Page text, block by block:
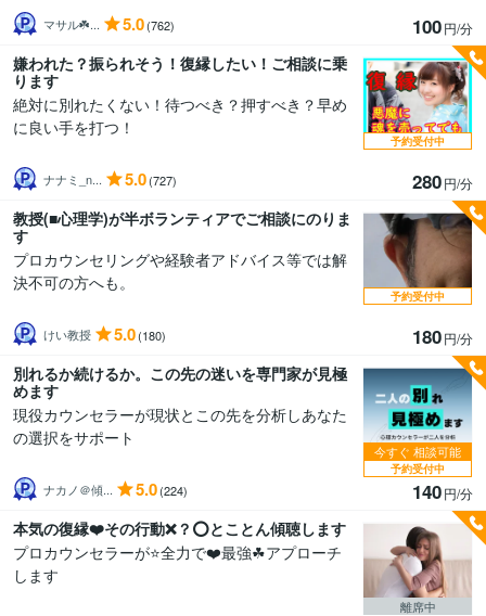
マサル☘️... 5.0(762) 100円/分
嫌われた？振られそう！復縁したい！ご相談に乗
ります
絶対に別れたくない！待つべき？押すべき？早め
に良い手を打つ！
ナナミ_n... 5.0(727) 280円/分
予約受付中
教授(■心理学)が半ボランティアでご相談にのりま
す
プロカウンセリングや経験者アドバイス等では解
決不可の方へも。
けい教授 5.0(180) 180円/分
予約受付中
別れるか続けるか。この先の迷いを専門家が見極
めます
現役カウンセラーが現状とこの先を分析しあなた
の選択をサポート
ナカノ＠傾... 5.0(224) 140円/分
今すぐ 相談可能
予約受付中
本気の復縁❤️その行動❌？⭕️とことん傾聴します
プロカウンセラーが⭐️全力で❤️最強☘アプローチ
します
離席中